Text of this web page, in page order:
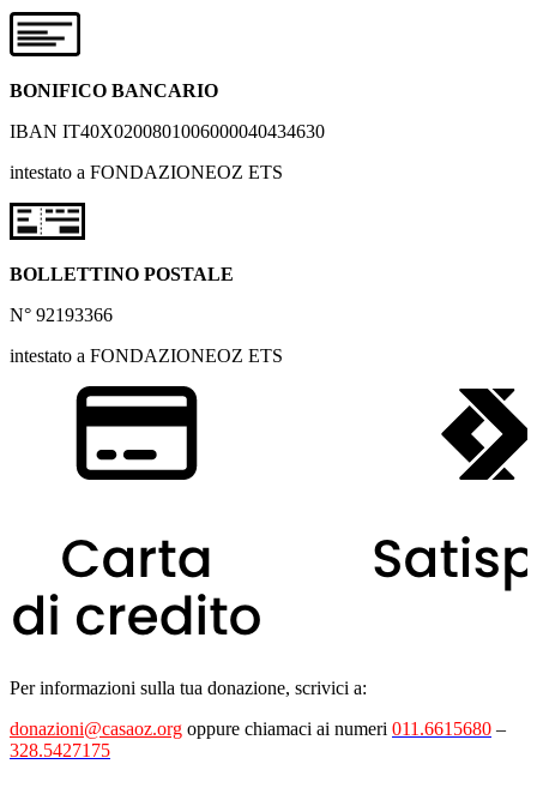
BONIFICO BANCARIO
IBAN IT40X0200801006000040434630
intestato a FONDAZIONEOZ ETS
BOLLETTINO POSTALE
N° 92193366
intestato a FONDAZIONEOZ ETS
Per informazioni sulla tua donazione, scrivici a:
donazioni@casaoz.org oppure chiamaci ai numeri 011.6615680 –
328.5427175